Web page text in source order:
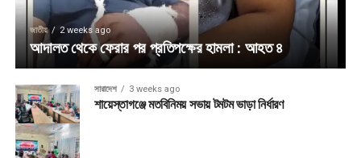
জাতীয় 2 weeks ago
আদালত থেকে ফেরার পর প্রতিপক্ষের হামলা : আহত ৪
সারাদেশ 3 weeks ago
শায়েস্তাগঞ্জে মতবিনিময় সভায় টমটম ভাড়া নির্ধারণ